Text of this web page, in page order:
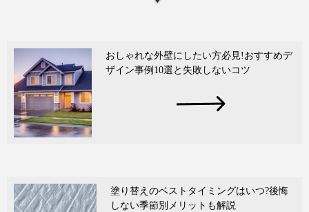
おしゃれな外壁にしたい方必見!おすすめデ
ザイン事例10選と失敗しないコツ
塗り替えのベストタイミングはいつ?後悔
しない季節別メリットも解説